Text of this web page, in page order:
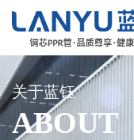
关于蓝钰
ABOUT